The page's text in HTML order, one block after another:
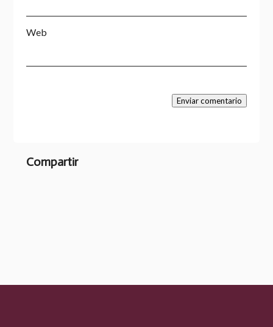
Web
Enviar comentario
Compartir